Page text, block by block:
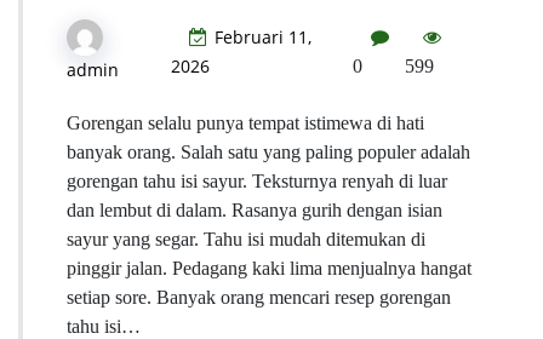
admin
Februari 11,
2026
0 599
Gorengan selalu punya tempat istimewa di hati
banyak orang. Salah satu yang paling populer adalah
gorengan tahu isi sayur. Teksturnya renyah di luar
dan lembut di dalam. Rasanya gurih dengan isian
sayur yang segar. Tahu isi mudah ditemukan di
pinggir jalan. Pedagang kaki lima menjualnya hangat
setiap sore. Banyak orang mencari resep gorengan
tahu isi…